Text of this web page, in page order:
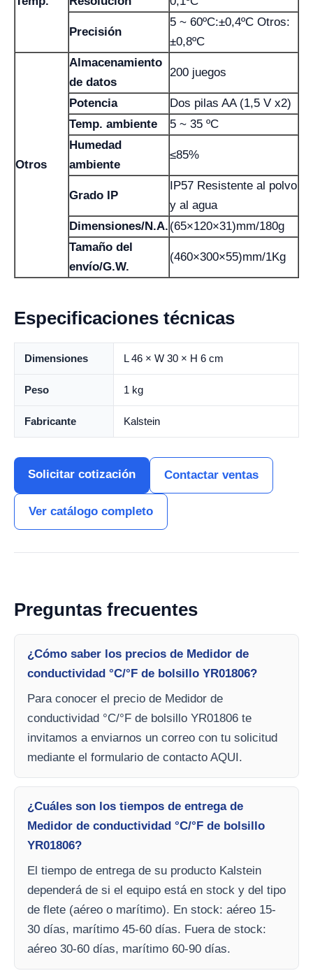
Precisión
5 ~ 60ºC:±0,4ºC Otros:
±0,8ºC
Otros
Almacenamiento
de datos
200 juegos
Potencia
Dos pilas AA (1,5 V x2)
Temp. ambiente
5 ~ 35 ºC
Humedad
ambiente
≤85%
Grado IP
IP57 Resistente al polvo
y al agua
Dimensiones/N.A. (65×120×31)mm/180g
Tamaño del
envío/G.W.
(460×300×55)mm/1Kg
Especificaciones técnicas
Dimensiones L 46 × W 30 × H 6 cm
Peso 1 kg
Fabricante Kalstein
Solicitar cotización Contactar ventas
Ver catálogo completo
Preguntas frecuentes
¿Cómo saber los precios de Medidor de
conductividad °C/°F de bolsillo YR01806?
Para conocer el precio de Medidor de
conductividad °C/°F de bolsillo YR01806 te
invitamos a enviarnos un correo con tu solicitud
mediante el formulario de contacto AQUI.
¿Cuáles son los tiempos de entrega de
Medidor de conductividad °C/°F de bolsillo
YR01806?
El tiempo de entrega de su producto Kalstein
dependerá de si el equipo está en stock y del tipo
de flete (aéreo o marítimo). En stock: aéreo 15-
30 días, marítimo 45-60 días. Fuera de stock:
aéreo 30-60 días, marítimo 60-90 días.